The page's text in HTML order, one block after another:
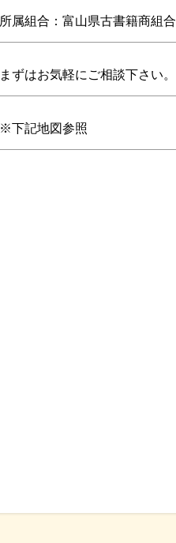
所属組合：富山県古書籍商組合
まずはお気軽にご相談下さい。
※下記地図参照